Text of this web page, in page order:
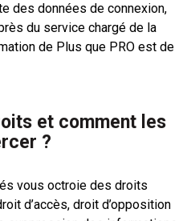
des données de connexion,
du service chargé de la
de Plus que PRO est de
et comment les
?
vous octroie des droits
d’accès, droit d’opposition